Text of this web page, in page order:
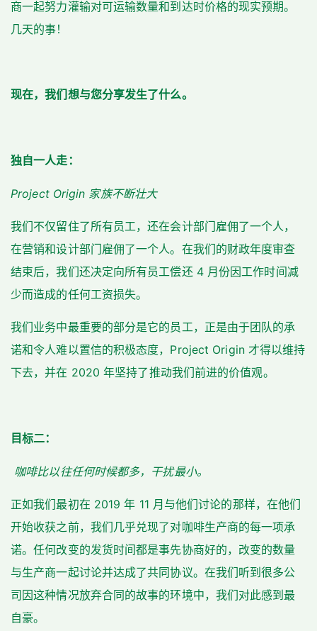
商一起努力灌输对可运输数量和到达时价格的现实预期。
几天的事！
现在，我们想与您分享发生了什么。
独自一人走：
Project Origin 家族不断壮大
我们不仅留住了所有员工，还在会计部门雇佣了一个人，
在营销和设计部门雇佣了一个人。在我们的财政年度审查
结束后，我们还决定向所有员工偿还 4 月份因工作时间减
少而造成的任何工资损失。
我们业务中最重要的部分是它的员工，正是由于团队的承
诺和令人难以置信的积极态度，Project Origin 才得以维持
下去，并在 2020 年坚持了推动我们前进的价值观。
目标二：
咖啡比以往任何时候都多，干扰最小。
正如我们最初在 2019 年 11 月与他们讨论的那样，在他们
开始收获之前，我们几乎兑现了对咖啡生产商的每一项承
诺。任何改变的发货时间都是事先协商好的，改变的数量
与生产商一起讨论并达成了共同协议。在我们听到很多公
司因这种情况放弃合同的故事的环境中，我们对此感到最
自豪。